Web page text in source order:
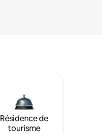
Résidence de
tourisme